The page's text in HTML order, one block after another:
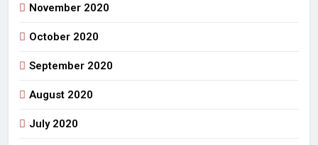
November 2020
October 2020
September 2020
August 2020
July 2020